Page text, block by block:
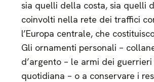
sia quelli della costa, sia quelli
coinvolti nella rete dei traffici
l’Europa centrale, che
Gli ornamenti personali –
d’argento – le armi dei
quotidiana – o a conservare i